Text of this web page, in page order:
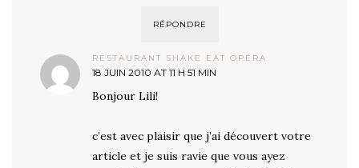
RÉPONDRE
RESTAURANT SHAKE EAT OPÉRA
18 JUIN 2010 AT 11 H 51 MIN
Bonjour Lili!
c’est avec plaisir que j’ai découvert votre
article et je suis ravie que vous ayez